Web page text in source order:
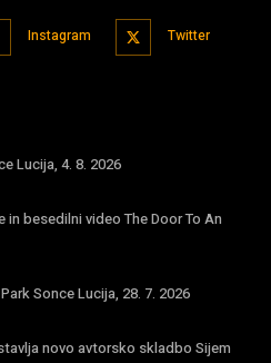
Instagram Twitter
Lucija, 4. 8. 2026
besedilni video The Door To An
Sonce Lucija, 28. 7. 2026
novo avtorsko skladbo Sijem